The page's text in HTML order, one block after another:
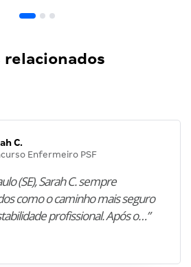
C.
Enfermeiro PSF
(SE), Sarah C. sempre
como o caminho mais seguro
profissional. Após o…”